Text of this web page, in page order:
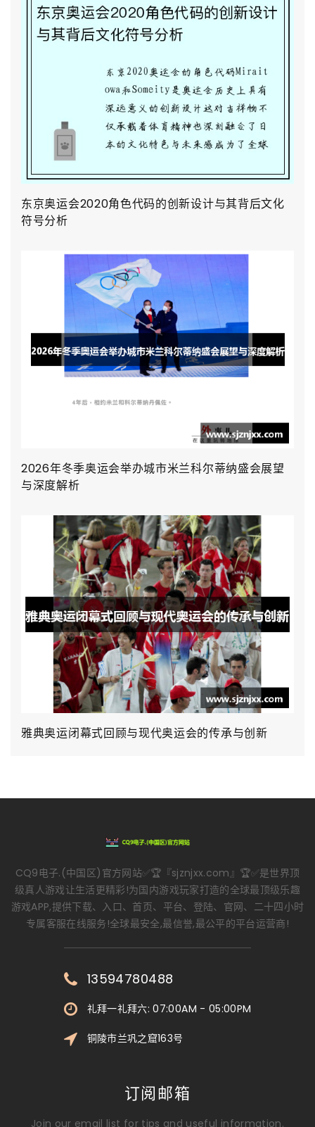
东京奥运会2020角色代码的创新设计与其背后文化
符号分析
2026年冬季奥运会举办城市米兰科尔蒂纳盛会展望
与深度解析
雅典奥运闭幕式回顾与现代奥运会的传承与创新
CQ9电子.(中国区)官方网站✅🏆『sjznjxx.com』🏆✅是世界顶
级真人游戏让生活更精彩!为国内游戏玩家打造的全球最顶级乐趣
游戏APP,提供下载、入口、首页、平台、登陆、官网、二十四小时
专属客服在线服务!全球最安全,最信誉,最公平的平台运营商!
13594780488
礼拜一礼拜六: 07:00AM - 05:00PM
铜陵市兰巩之窟163号
订阅邮箱
Join our email list for tips and useful information.